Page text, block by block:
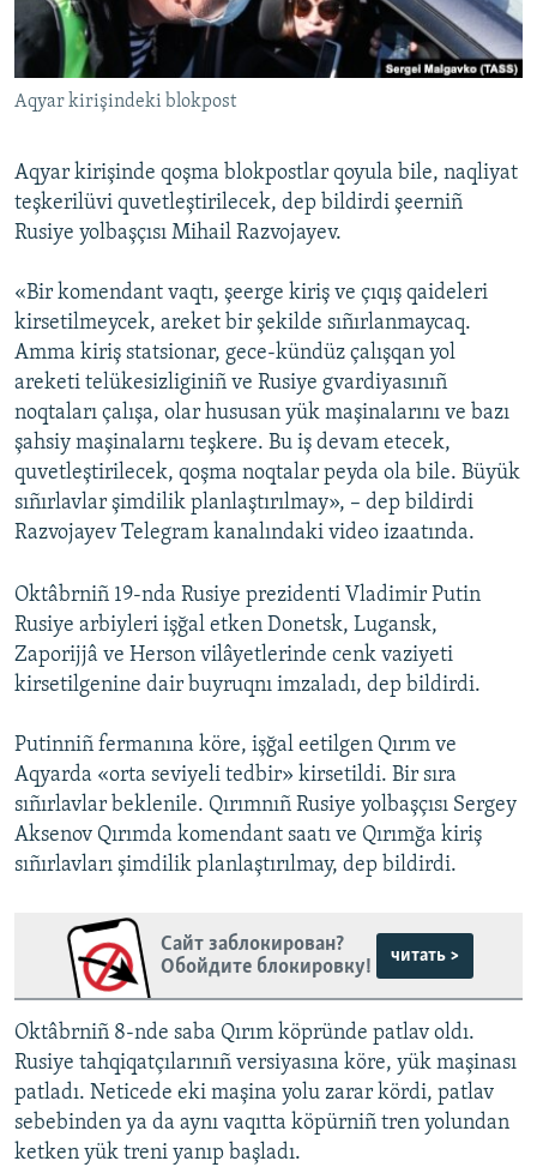
Русский
Українською
Aqyar kirişindeki blokpost
Aqyar kirişinde qoşma blokpostlar qoyula bile, naqliyat
teşkerilüvi quvetleştirilecek, dep bildirdi şeerniñ
Rusiye yolbaşçısı Mihail Razvojayev.
«Bir komendant vaqtı, şeerge kiriş ve çıqış qaideleri
kirsetilmeycek, areket bir şekilde sıñırlanmaycaq.
Amma kiriş statsionar, gece-kündüz çalışqan yol
areketi telükesizliginiñ ve Rusiye gvardiyasınıñ
noqtaları çalışa, olar hususan yük maşinalarını ve bazı
şahsiy maşinalarnı teşkere. Bu iş devam etecek,
quvetleştirilecek, qoşma noqtalar peyda ola bile. Büyük
sıñırlavlar şimdilik planlaştırılmay», – dep bildirdi
Razvojayev Telegram kanalındaki video izaatında.
Oktâbrniñ 19-nda Rusiye prezidenti Vladimir Putin
Rusiye arbiyleri işğal etken Donetsk, Lugansk,
Zaporijjâ ve Herson vilâyetlerinde cenk vaziyeti
kirsetilgenine dair buyruqnı imzaladı, dep bildirdi.
Putinniñ fermanına köre, işğal eetilgen Qırım ve
Aqyarda «orta seviyeli tedbir» kirsetildi. Bir sıra
sıñırlavlar beklenile. Qırımnıñ Rusiye yolbaşçısı Sergey
Aksenov Qırımda komendant saatı ve Qırımğa kiriş
sıñırlavları şimdilik planlaştırılmay, dep bildirdi.
Сайт заблокирован?
Обойдите блокировку!
читать >
Oktâbrniñ 8-nde saba Qırım köpründe patlav oldı.
Rusiye tahqiqatçılarınıñ versiyasına köre, yük maşinası
patladı. Neticede eki maşina yolu zarar kördi, patlav
sebebinden ya da aynı vaqıtta köpürniñ tren yolundan
ketken yük treni yanıp başladı.